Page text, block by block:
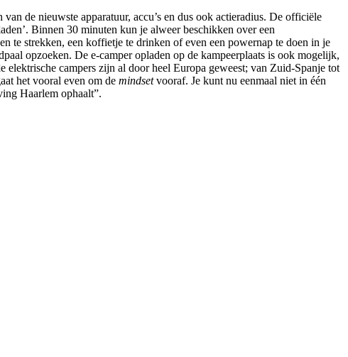
de nieuwste apparatuur, accu’s en dus ook actieradius. De officiële
Binnen 30 minuten kun je alweer beschikken over een
te strekken, een koffietje te drinken of even een powernap te doen in je
opzoeken. De e-camper opladen op de kampeerplaats is ook mogelijk,
elektrische campers zijn al door heel Europa geweest; van Zuid-Spanje tot
het vooral even om de mindsetvooraf. Je kunt nu eenmaal niet in één
Haarlem ophaalt”.